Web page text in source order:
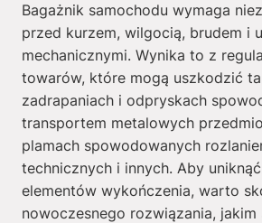
Bagażnik samochodu wymaga
przed kurzem, wilgocią, brudem i
mechanicznymi. Wynika to z
towarów, które mogą uszkodzić
zadrapaniach i odpryskach
transportem metalowych
plamach spowodowanych
technicznych i innych. Aby
elementów wykończenia, warto
nowoczesnego rozwiązania, jakim